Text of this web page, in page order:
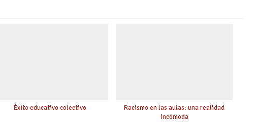
Éxito educativo colectivo
Racismo en las aulas: una realidad
incómoda